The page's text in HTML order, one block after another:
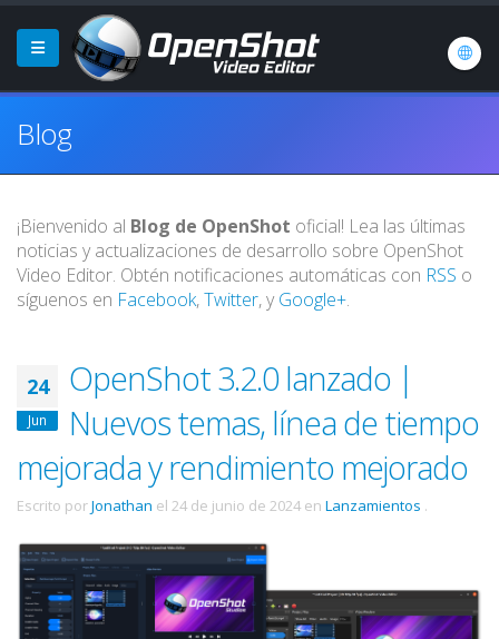
Blog
¡Bienvenido al Blog de OpenShot oficial! Lea las últimas
noticias y actualizaciones de desarrollo sobre OpenShot
Video Editor. Obtén notificaciones automáticas con RSS o
síguenos en Facebook,Twitter, yGoogle+.
24
Jun
OpenShot 3.2.0 lanzado |
Nuevos temas, línea de tiempo
mejorada y rendimiento mejorado
Escrito porJonathan el 24 de junio de 2024 en Lanzamientos .